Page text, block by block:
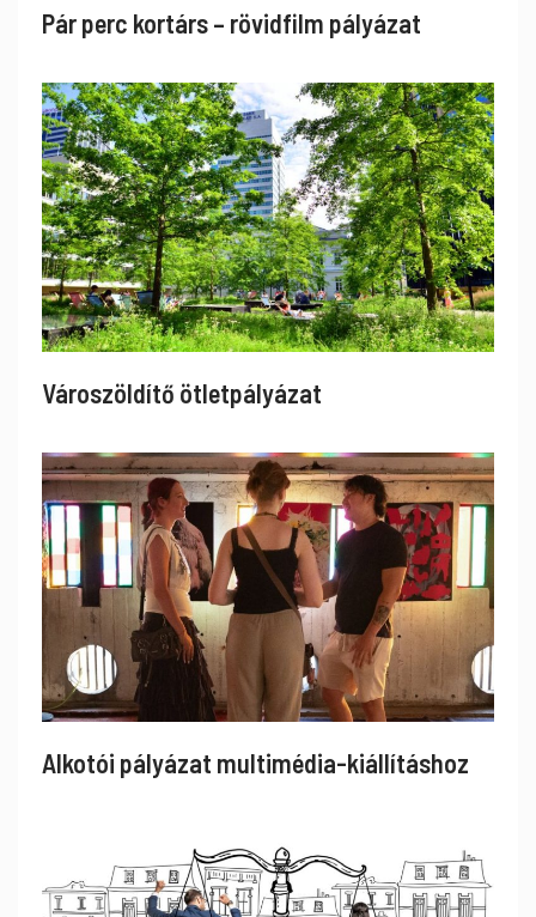
Pár perc kortárs – rövidfilm pályázat
Városzöldítő ötletpályázat
Alkotói pályázat multimédia-kiállításhoz